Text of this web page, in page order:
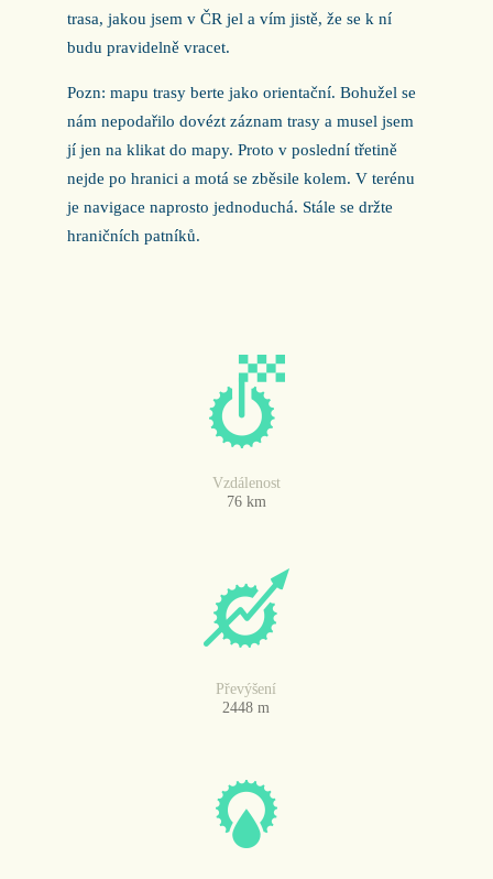
trasa, jakou jsem v ČR jel a vím jistě, že se k ní
budu pravidelně vracet.
Pozn: mapu trasy berte jako orientační. Bohužel se
nám nepodařilo dovézt záznam trasy a musel jsem
jí jen na klikat do mapy. Proto v poslední třetině
nejde po hranici a motá se zběsile kolem. V terénu
je navigace naprosto jednoduchá. Stále se držte
hraničních patníků.
Vzdálenost
76 km
Převýšení
2448 m